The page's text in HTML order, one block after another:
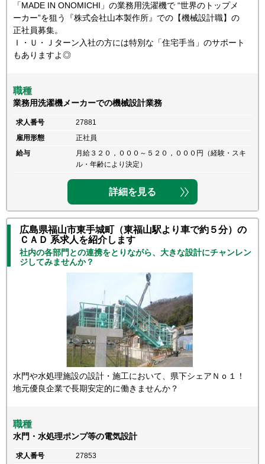
「MADE IN ONOMICHI」の業務用洗濯機で “世界のトップメ
ーカー”を狙う『株式会社山本製作所』での【機械設計職】の
正社員募集。
Ｉ・Ｕ・Ｊターン入社の方には特別な「住宅手当」のサポート
もありますよ◎
職種
業務用洗濯機メーカーでの機械設計業務
求人番号
27881
雇用形態
正社員
給与
月給３２０，０００～５２０，０００円（経験・スキ
ル・年齢により決定）
詳細を見る
広島県福山市東手城町（東福山駅より車で約５分）の
ＣＡＤ 系求人を紹介します
社内の各部門との連携をとりながら、大きな設計にチャンレン
ジしてみませんか？
水門や水処理施設の設計・施工において、県下シェアＮｏ１！
地元優良企業で長期安定的に働きませんか？
職種
水門・水処理ポンプ等の電気設計
求人番号
27853